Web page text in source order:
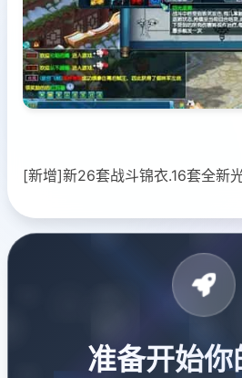
[新增]新26套战斗锦衣.16套全新
准备开始你